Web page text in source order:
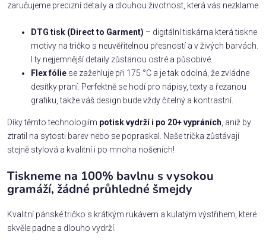
zaručujeme precizní detaily a dlouhou životnost, která vás nezklame
DTG tisk (Direct to Garment) – digitální tiskárna která tiskne
motivy na tričko s neuvěřitelnou přesností a v živých barvách.
I ty nejjemnější detaily zůstanou ostré a působivé.
Flex fólie se zažehluje při 175 °C a je tak odolná, že zvládne
desítky praní. Perfektně se hodí pro nápisy, texty a řezanou
grafiku, takže váš design bude vždy čitelný a kontrastní.
Díky těmto technologiím potisk vydrží i po 20+ vypráních, aniž by
ztratil na sytosti barev nebo se popraskal. Naše trička zůstávají
stejně stylová a kvalitní i po mnoha nošeních!
Tiskneme na 100% bavlnu s vysokou
gramáží, žádné průhledné šmejdy
Kvalitní pánské tričko s krátkým rukávem a kulatým výstřihem, které
skvěle padne a dlouho vydrží.